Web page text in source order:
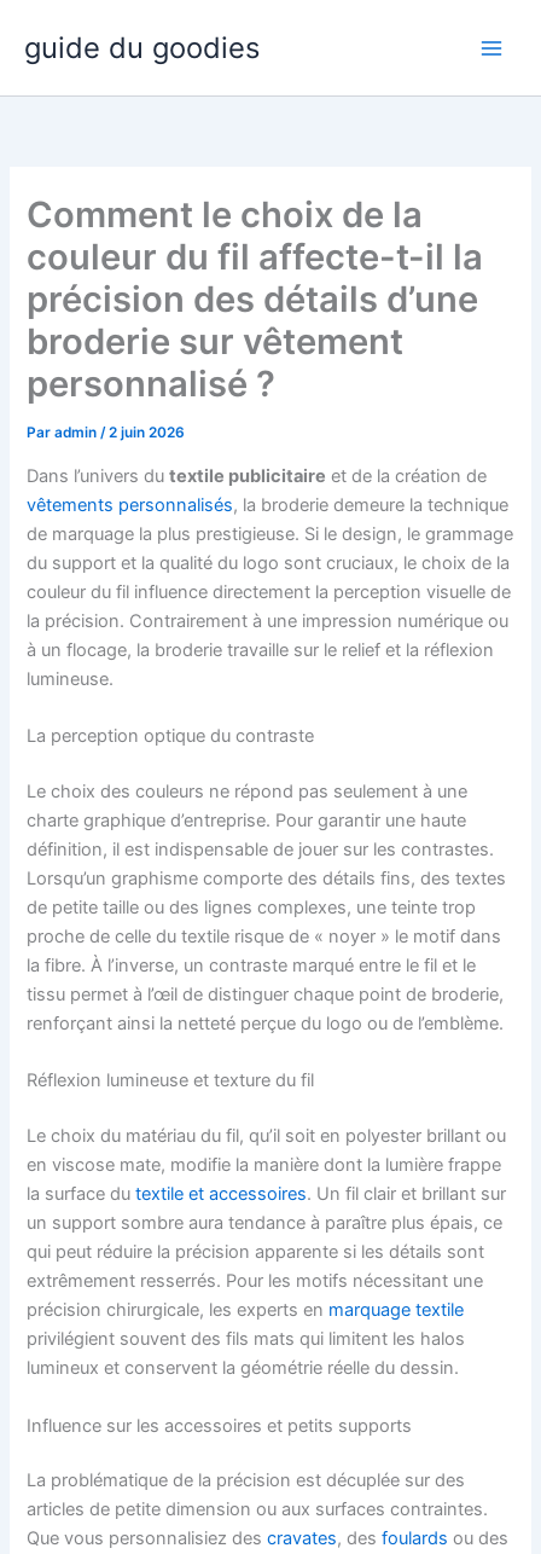
contenu
guide du goodies
Comment le choix de la
couleur du fil affecte-t-il la
précision des détails d’une
broderie sur vêtement
personnalisé ?
Paradmin/2 juin 2026
Dans l’univers dutextile publicitaire et de la création de
vêtements personnalisés, la broderie demeure la technique
de marquage la plus prestigieuse. Si le design, le grammage
du support et la qualité du logo sont cruciaux, le choix de la
couleur du fil influence directement la perception visuelle de
la précision. Contrairement à une impression numérique ou
à un flocage, la broderie travaille sur le relief et la réflexion
lumineuse.
La perception optique du contraste
Le choix des couleurs ne répond pas seulement à une
charte graphique d’entreprise. Pour garantir une haute
définition, il est indispensable de jouer sur les contrastes.
Lorsqu’un graphisme comporte des détails fins, des textes
de petite taille ou des lignes complexes, une teinte trop
proche de celle du textile risque de « noyer » le motif dans
la fibre. À l’inverse, un contraste marqué entre le fil et le
tissu permet à l’œil de distinguer chaque point de broderie,
renforçant ainsi la netteté perçue du logo ou de l’emblème.
Réflexion lumineuse et texture du fil
Le choix du matériau du fil, qu’il soit en polyester brillant ou
en viscose mate, modifie la manière dont la lumière frappe
la surface dutextile et accessoires. Un fil clair et brillant sur
un support sombre aura tendance à paraître plus épais, ce
qui peut réduire la précision apparente si les détails sont
extrêmement resserrés. Pour les motifs nécessitant une
précision chirurgicale, les experts en marquage textile
privilégient souvent des fils mats qui limitent les halos
lumineux et conservent la géométrie réelle du dessin.
Influence sur les accessoires et petits supports
La problématique de la précision est décuplée sur des
articles de petite dimension ou aux surfaces contraintes.
Que vous personnalisiez descravates, desfoulards ou des